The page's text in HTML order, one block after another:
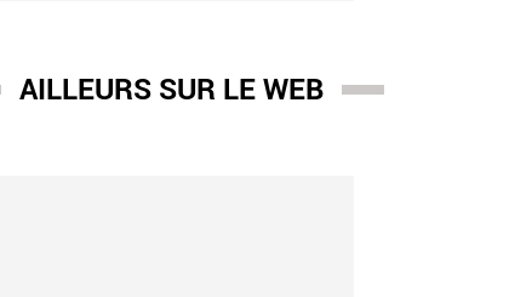
AILLEURS SUR LE WEB